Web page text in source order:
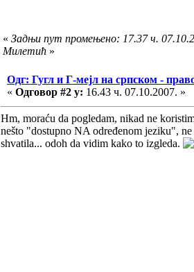
« Задњи пут промењено: 17.37 ч.
Милетић »
Одг: Гугл и Г-мејл на српском -
« Одговор #2 у: 16.43 ч. 07.10.2007. »
Hm, moraću da pogledam, nikad ne
nešto "dostupno NA određenom jeziku",
shvatila... odoh da vidim kako to izgleda.